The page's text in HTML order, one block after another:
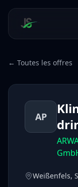
← Toutes les offres
AP
Weißenfels,